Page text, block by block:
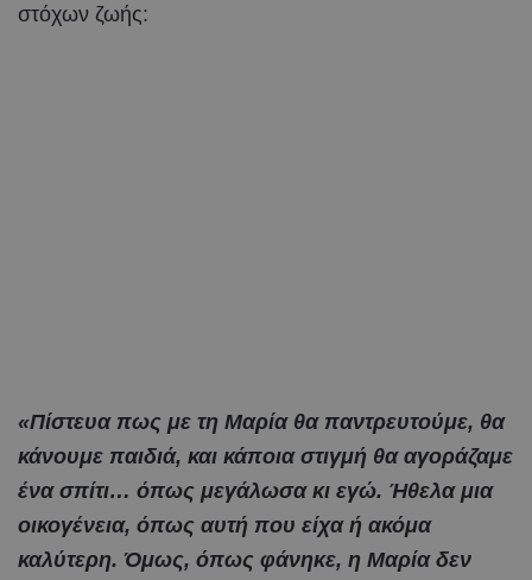
στόχων ζωής:
«Πίστευα πως με τη Μαρία θα παντρευτούμε, θα
κάνουμε παιδιά, και κάποια στιγμή θα αγοράζαμε
ένα σπίτι… όπως μεγάλωσα κι εγώ. Ήθελα μια
οικογένεια, όπως αυτή που είχα ή ακόμα
καλύτερη. Όμως, όπως φάνηκε, η Μαρία δεν